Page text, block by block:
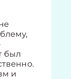
был
и